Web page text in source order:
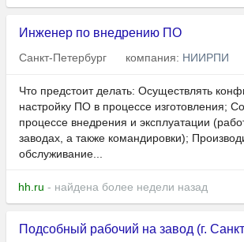
Инженер по внедрению ПО
Санкт-Петербург компания: НИИРПИ
Что предстоит делать: Осуществлять
настройку ПО в процессе изготовления;
процессе внедрения и эксплуатации
заводах, а также командировки);
обслуживание...
hh.ru - найдена более недели назад
Подсобный рабочий на завод (г.